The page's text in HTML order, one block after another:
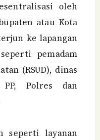
oleh
atau Kota
ke lapangan
pemadam
(RSUD), dinas
PP, Polres dan
seperti layanan